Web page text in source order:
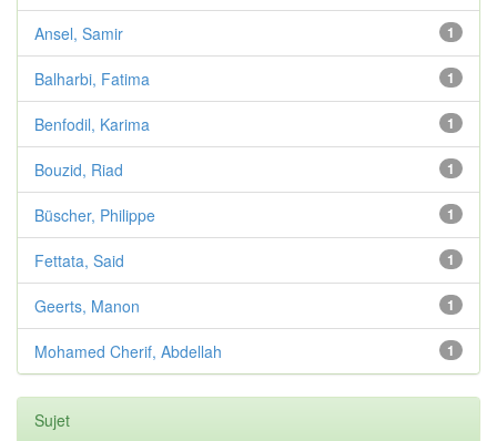
1
Ansel, Samir
1
Balharbi, Fatima
1
Benfodil, Karima
1
Bouzid, Riad
1
Büscher, Philippe
1
Fettata, Said
1
Geerts, Manon
1
Mohamed Cherif, Abdellah
Sujet